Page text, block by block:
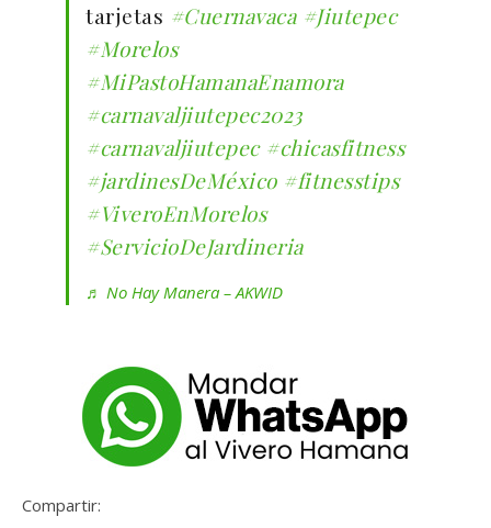
tarjetas #Cuernavaca #Jiutepec
#Morelos
#MiPastoHamanaEnamora
#carnavaljiutepec2023
#carnavaljiutepec #chicasfitness
#jardinesDeMéxico #fitnesstips
#ViveroEnMorelos
#ServicioDeJardineria
♬ No Hay Manera – AKWID
Compartir: